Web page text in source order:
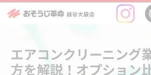
エアコンクリーニング
方を解説！オプション